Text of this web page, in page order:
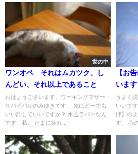
世の中
ワンオペ それはムカツク、し
んどい、それ以上であること
おはようございます。ワーキングマザー・
サバイバルのみゆきです。 先にどーでも
いい話していいですか？ 水玉ラバーなん
です、私。 たまに疲れ...
【お
います
うまく
いいで
げ】の
す。 心